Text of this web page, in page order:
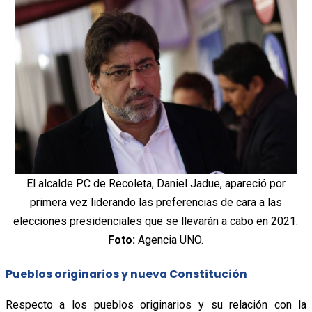
El alcalde PC de Recoleta, Daniel Jadue, apareció por
primera vez liderando las preferencias de cara a las
elecciones presidenciales que se llevarán a cabo en 2021.
Foto: Agencia UNO.
Pueblos originarios y nueva Constitución
Respecto a los pueblos originarios y su relación con la